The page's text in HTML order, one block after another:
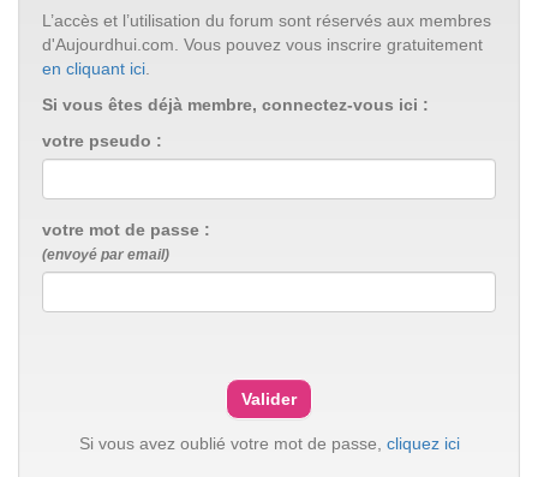
L’accès et l’utilisation du forum sont réservés aux membres
d'Aujourdhui.com. Vous pouvez vous inscrire gratuitement
en cliquant ici.
Si vous êtes déjà membre, connectez-vous ici :
votre pseudo :
votre mot de passe :
(envoyé par email)
Si vous avez oublié votre mot de passe, cliquez ici